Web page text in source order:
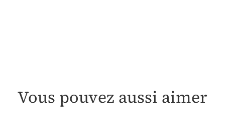
Vous pouvez aussi aimer